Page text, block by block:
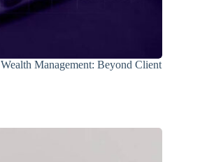
Management: Beyond Client